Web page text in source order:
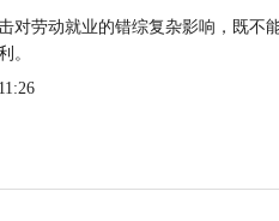
对劳动就业的错综复杂影响，既不
。